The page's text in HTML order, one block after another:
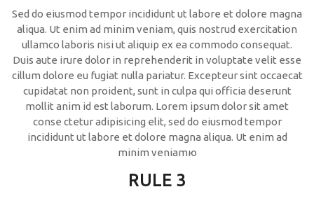
Sed do eiusmod tempor incididunt ut labore et dolore magna
aliqua. Ut enim ad minim veniam, quis nostrud exercitation
ullamco laboris nisi ut aliquip ex ea commodo consequat.
Duis aute irure dolor in reprehenderit in voluptate velit esse
cillum dolore eu fugiat nulla pariatur. Excepteur sint occaecat
cupidatat non proident, sunt in culpa qui officia deserunt
mollit anim id est laborum. Lorem ipsum dolor sit amet
conse ctetur adipisicing elit, sed do eiusmod tempor
incididunt ut labore et dolore magna aliqua. Ut enim ad
minim veniamю
RULE 3